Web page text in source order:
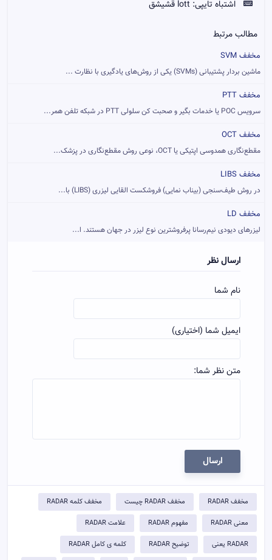
اشتباه تایپی: lott قشیشق
مطالب مرتبط
مخفف SVM
ماشین بردار پشتیبانی (SVMs) یکی از روش‌های یادگیری با نظارت ...
مخفف PTT
سرویس POC یا خدمات بگیر و صحبت کن سلولی PTT در شبکه تلفن همر...
مخفف OCT
مقطع‌نگاری همدوسی اپتیکی یا OCT، نوعی روش مقطع‌نگاری در پزشک...
مخفف LIBS
در روش طیف‌سنجی (بیناب نمایی) فروشکست القایی لیزری (LIBS) با...
مخفف LD
لیزرهای دیودی نیم‌رسانا پرفروشترین نوع لیزر در جهان هستند. ا...
ارسال نظر
نام شما
ایمیل شما (اختیاری)
متن نظر شما:
ارسال
مخفف RADAR مخفف RADAR چیست مخفف کلمه RADAR
معنی RADAR مفهوم RADAR علامت RADAR
RADAR یعنی توضيح RADAR کلمه ی کامل RADAR